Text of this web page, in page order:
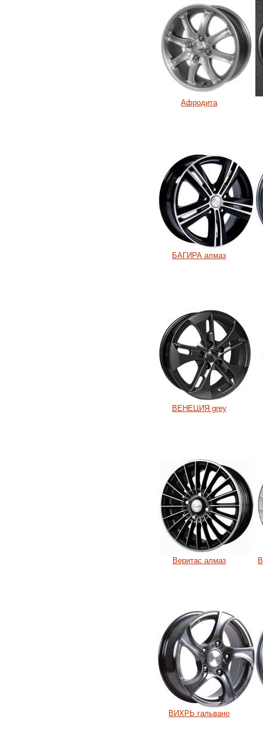
Афродита
БАГИРА алмаз
ВЕНЕЦИЯ grey
Веритас алмаз
ВИХРЬ гальвано